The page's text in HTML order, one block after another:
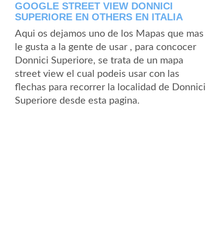
GOOGLE STREET VIEW DONNICI
SUPERIORE EN OTHERS EN ITALIA
Aqui os dejamos uno de los Mapas que mas
le gusta a la gente de usar , para concocer
Donnici Superiore, se trata de un mapa
street view el cual podeis usar con las
flechas para recorrer la localidad de Donnici
Superiore desde esta pagina.